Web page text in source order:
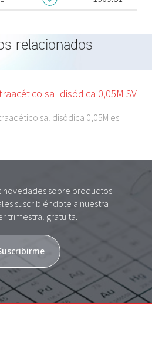
relacionados
sal disódica 0,05M SV
sal disódica 0,05M es
novedades sobre productos
suscribiéndote a nuestra
trimestral gratuita.